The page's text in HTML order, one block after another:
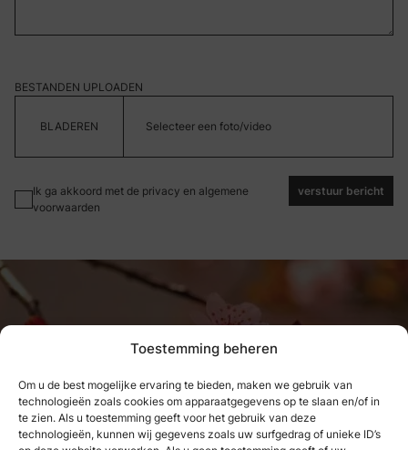
Toestemming beheren
Om u de best mogelijke ervaring te bieden, maken we gebruik van
technologieën zoals cookies om apparaatgegevens op te slaan en/of in
te zien. Als u toestemming geeft voor het gebruik van deze
technologieën, kunnen wij gegevens zoals uw surfgedrag of unieke ID’s
BESTANDEN UPLOADEN
Selecteer een foto/video
Ik ga akkoord met de privacy en algemene
voorwaarden
verstuur bericht
Wat we hebben genoten, kunnen